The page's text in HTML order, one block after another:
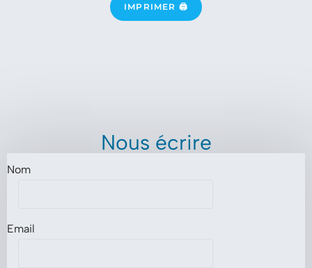
IMPRIMER 🖨
Nous écrire
Nom
Email